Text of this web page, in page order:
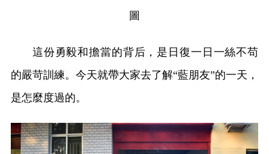
圖
這份勇毅和擔當的背后，是日復一日一絲不苟
的嚴苛訓練。今天就帶大家去了解“藍朋友”的一天，
是怎麼度過的。